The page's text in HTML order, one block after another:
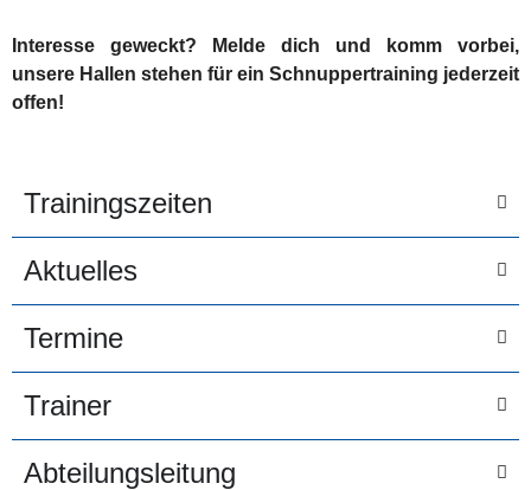
Interesse geweckt? Melde dich und komm vorbei,
unsere Hallen stehen für ein Schnuppertraining jederzeit
offen!
Trainingszeiten
Aktuelles
Termine
Trainer
Abteilungsleitung